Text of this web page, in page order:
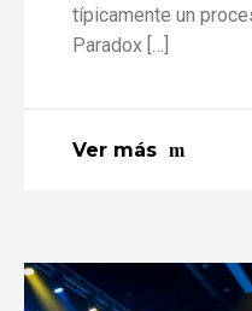
típicamente un
Paradox […]
Ver más